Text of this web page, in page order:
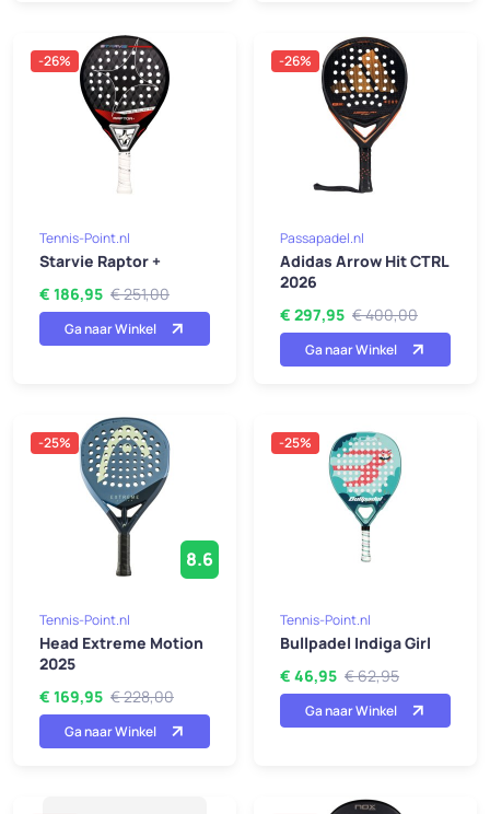
-26%
Tennis-Point.nl
Starvie Raptor +
€ 186,95 € 251,00
Ga naar Winkel
-26%
Passapadel.nl
Adidas Arrow Hit CTRL
2026
€ 297,95 € 400,00
Ga naar Winkel
-25%
8.6
Tennis-Point.nl
Head Extreme Motion
2025
€ 169,95 € 228,00
Ga naar Winkel
-25%
Tennis-Point.nl
Bullpadel Indiga Girl
€ 46,95 € 62,95
Ga naar Winkel